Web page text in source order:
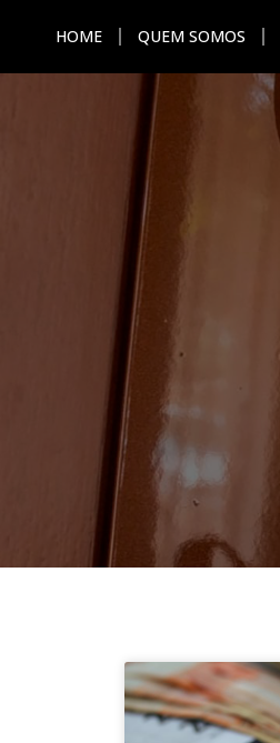
HOME
HOME QUEM SOMOS